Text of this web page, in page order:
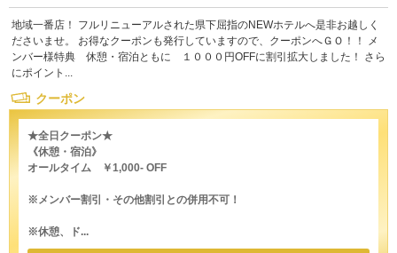
地域一番店！ フルリニューアルされた県下屈指のNEWホテルへ是非お越しく
ださいませ。 お得なクーポンも発行していますので、クーポンへＧＯ！！ メ
ンバー様特典 休憩・宿泊ともに １０００円OFFに割引拡大しました！ さら
にポイント...
クーポン
★全日クーポン★
《休憩・宿泊》
オールタイム ￥1,000- OFF
※メンバー割引・その他割引との併用不可！
※休憩、ド...